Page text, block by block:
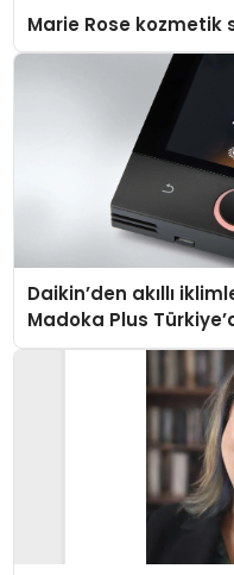
Marie Rose kozmetik
Daikin’den akıllı
Madoka Plus